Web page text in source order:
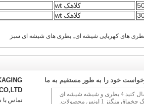
کلاهک wt
کلاهک wt
های کهربایی شیشه ای, بطری های شیشه ای سبز
تماس
خود را به طور مستقیم به ما